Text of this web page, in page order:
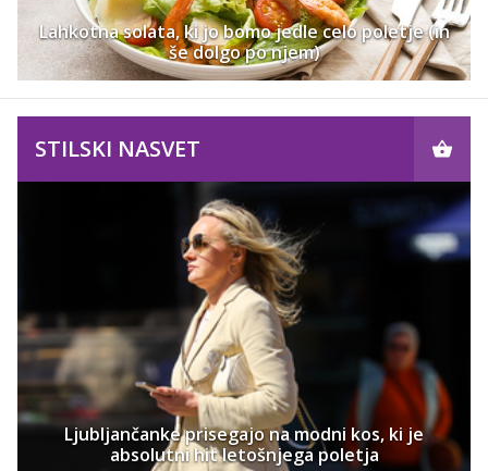
Lahkotna solata, ki jo bomo jedle celo poletje (in
še dolgo po njem)
STILSKI NASVET
Ljubljančanke prisegajo na modni kos, ki je
absolutni hit letošnjega poletja